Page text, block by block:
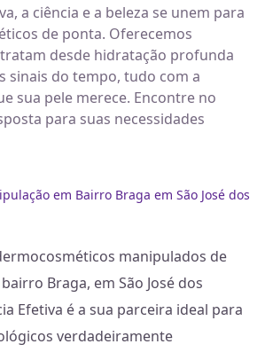
a ciência e a beleza se unem para
de ponta. Oferecemos
desde hidratação profunda
sinais do tempo, tudo com a
sua pele merece. Encontre no
para suas necessidades
em Bairro Braga em São José dos
manipulados de
Braga, em São José dos
Efetiva é a sua parceira ideal para
verdadeiramente